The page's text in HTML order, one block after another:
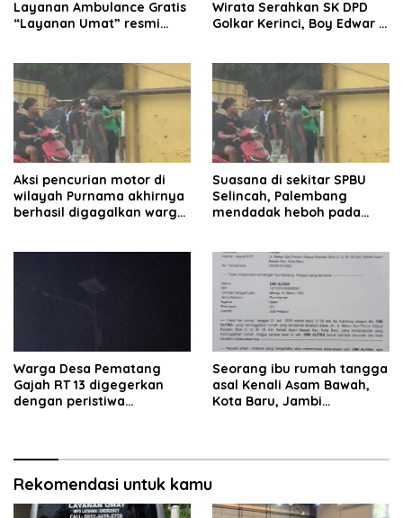
Layanan Ambulance Gratis
“Layanan Umat” resmi
Wirata Serahkan SK DPD
Golkar Kerinci, Boy Edwar :
Aksi pencurian motor di
wilayah Purnama akhirnya
berhasil digagalkan warga.
Suasana di sekitar SPBU
Selincah, Palembang
mendadak heboh pada
Warga Desa Pematang
Gajah RT 13 digegerkan
dengan peristiwa
Seorang ibu rumah tangga
asal Kenali Asam Bawah,
Kota Baru, Jambi
diketahui.
Rekomendasi untuk kamu